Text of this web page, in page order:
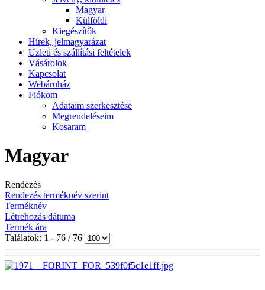
Magyar
Külföldi
Kiegészítők
Hírek, jelmagyarázat
Üzleti és szállítási feltételek
Vásárolok
Kapcsolat
Webáruház
Fiókom
Adataim szerkesztése
Megrendeléseim
Kosaram
Magyar
Rendezés
Rendezés terméknév szerint
Terméknév
Létrehozás dátuma
Termék ára
Találatok: 1 - 76 / 76